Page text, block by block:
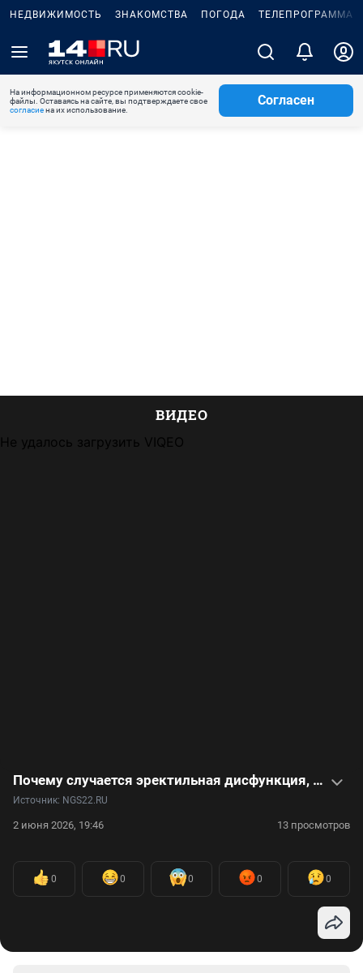
НЕДВИЖИМОСТЬ ЗНАКОМСТВА ПОГОДА ТЕЛЕПРОГРАММА
На информационном ресурсе применяются cookie-
файлы. Оставаясь на сайте, вы подтверждаете свое
согласиена их использование.
Согласен
ВИДЕО
Не удалось загрузить VIQEO
Почему случается эректильная дисфункция, как можно увеличить половой член — ответы уролога в видео
Источник: NGS22.RU
2 июня 2026, 19:46 13 просмотров
0 0 0 0 0